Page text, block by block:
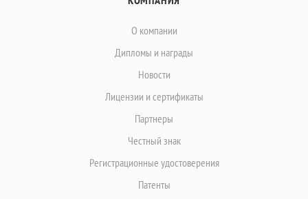
О компании
Дипломы и награды
Новости
Лицензии и сертификаты
Партнеры
Честный знак
Регистрационные удостоверения
Патенты